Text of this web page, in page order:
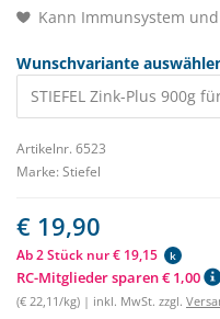
Kann Immunsystem
Wunschvariante
STIEFEL Zink-Plus 900g
Artikelnr. 6523
Marke: Stiefel
€ 19,90
Ab 2 Stück nur € 19,15 k
RC-Mitglieder sparen € 1,00
(€ 22,11/kg) | inkl. MwSt. zzgl.